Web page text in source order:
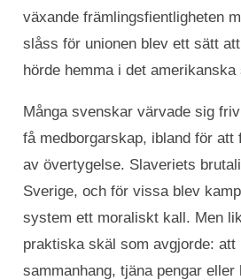
växande främlingsfientligheten
slåss för unionen blev ett sätt
hörde hemma i det amerikanska
Många svenskar värvade sig
få medborgarskap, ibland för att
av övertygelse. Slaveriets
Sverige, och för vissa blev
system ett moraliskt kall. Men
praktiska skäl som avgjorde: att
sammanhang, tjäna pengar